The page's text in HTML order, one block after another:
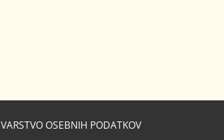
VARSTVO OSEBNIH PODATKOV